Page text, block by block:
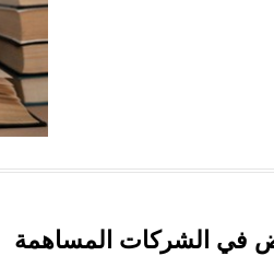
في الشركات المساهمة